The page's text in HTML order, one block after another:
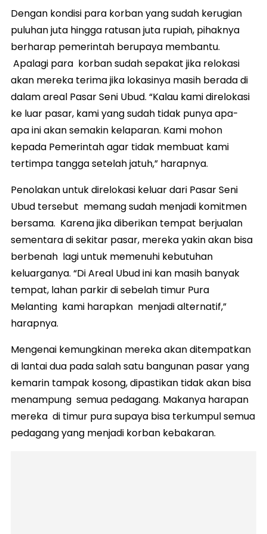
Dengan kondisi para korban yang sudah kerugian
puluhan juta hingga ratusan juta rupiah, pihaknya
berharap pemerintah berupaya membantu.
Apalagi para korban sudah sepakat jika relokasi
akan mereka terima jika lokasinya masih berada di
dalam areal Pasar Seni Ubud. “Kalau kami direlokasi
ke luar pasar, kami yang sudah tidak punya apa-
apa ini akan semakin kelaparan. Kami mohon
kepada Pemerintah agar tidak membuat kami
tertimpa tangga setelah jatuh,” harapnya.
Penolakan untuk direlokasi keluar dari Pasar Seni
Ubud tersebut memang sudah menjadi komitmen
bersama. Karena jika diberikan tempat berjualan
sementara di sekitar pasar, mereka yakin akan bisa
berbenah lagi untuk memenuhi kebutuhan
keluarganya. “Di Areal Ubud ini kan masih banyak
tempat, lahan parkir di sebelah timur Pura
Melanting kami harapkan menjadi alternatif,”
harapnya.
Mengenai kemungkinan mereka akan ditempatkan
di lantai dua pada salah satu bangunan pasar yang
kemarin tampak kosong, dipastikan tidak akan bisa
menampung semua pedagang. Makanya harapan
mereka di timur pura supaya bisa terkumpul semua
pedagang yang menjadi korban kebakaran.